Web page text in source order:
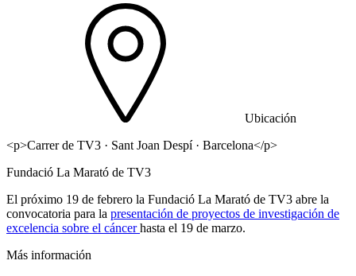
Ubicación
<p>Carrer de TV3 · Sant Joan Despí · Barcelona</p>
Fundació La Marató de TV3
El próximo 19 de febrero la Fundació La Marató de TV3 abre la
convocatoria para la presentación de proyectos de investigación de
excelencia sobre el cáncerhasta el 19 de marzo.
Más información